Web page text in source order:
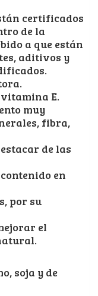
certificados
de la
a que están
aditivos y
E.
muy
fibra,
de las
en
por su
el
soja y de